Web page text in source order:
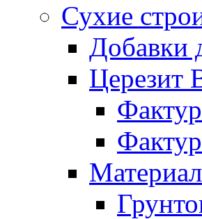
Сухие
Добавки
Церезит